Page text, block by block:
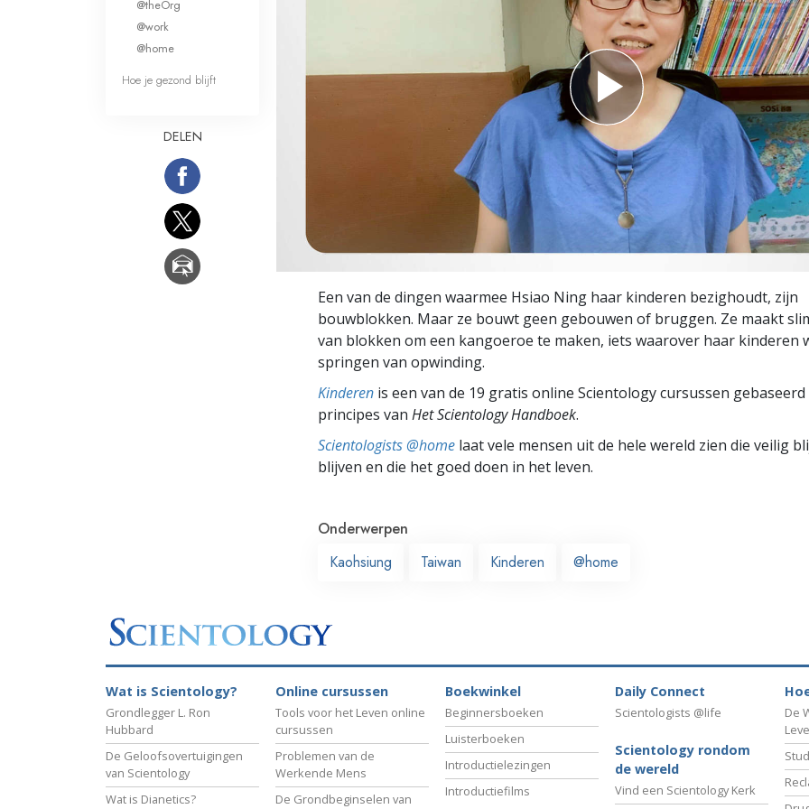
Een van de dingen waarmee Hsiao Ning haar kinderen bezighoudt, zijn
bouwblokken. Maar ze bouwt geen gebouwen of bruggen. Ze maakt
van blokken om een kangoeroe te maken, iets waarover haar kinderen
springen van opwinding.
Kinderen is een van de 19 gratis online Scientology cursussen gebaseerd
principes van Het Scientology Handboek.
Scientologists @home laat vele mensen uit de hele wereld zien die veilig
blijven en die het goed doen in het leven.
Onderwerpen
Kaohsiung
Taiwan Kinderen @home
@theOrg
@work
@home
Hoe je gezond blijft
DELEN
Wat is Scientology?
Grondlegger L. Ron
Hubbard
De Geloofsovertuigingen
van Scientology
Wat is Dianetics?
Online cursussen
Tools voor het Leven online
cursussen
Problemen van de
Werkende Mens
De Grondbeginselen van
Boekwinkel
Beginnersboeken
Luisterboeken
Introductielezingen
Introductiefilms
Daily Connect
Scientologists @life
Scientology rondom
de wereld
Vind een Scientology Kerk
De